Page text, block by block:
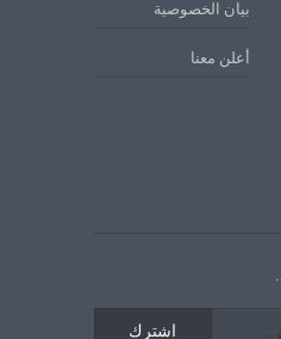
بيان الخصوصية
أعلن معنا
اشترك